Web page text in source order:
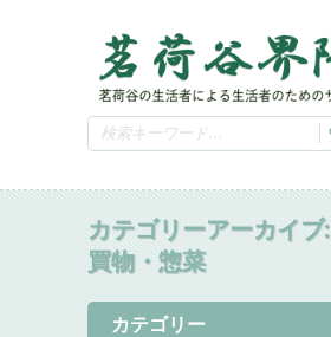
カテゴリーアーカイブ:
買物・惣菜
カテゴリー